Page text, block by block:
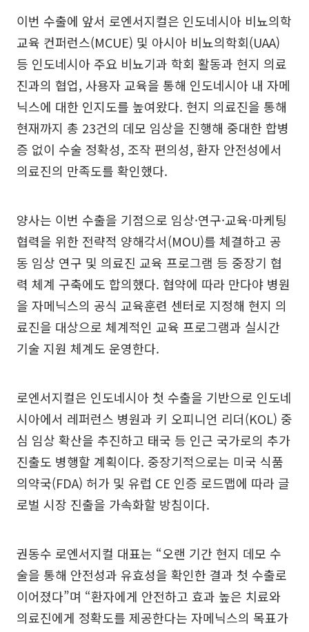
이번 수출에 앞서 로엔서지컬은 인도네시아 비뇨의학
교육 컨퍼런스(MCUE) 및 아시아 비뇨의학회(UAA)
등 인도네시아 주요 비뇨기과 학회 활동과 현지 의료
진과의 협업, 사용자 교육을 통해 인도네시아 내 자메
닉스에 대한 인지도를 높여왔다. 현지 의료진을 통해
현재까지 총 23건의 데모 임상을 진행해 중대한 합병
증 없이 수술 정확성, 조작 편의성, 환자 안전성에서
의료진의 만족도를 확인했다.
양사는 이번 수출을 기점으로 임상·연구·교육·마케팅
협력을 위한 전략적 양해각서(MOU)를 체결하고 공
동 임상 연구 및 의료진 교육 프로그램 등 중장기 협
력 체계 구축에도 합의했다. 협약에 따라 만다야 병원
을 자메닉스의 공식 교육훈련 센터로 지정해 현지 의
료진을 대상으로 체계적인 교육 프로그램과 실시간
기술 지원 체계도 운영한다.
로엔서지컬은 인도네시아 첫 수출을 기반으로 인도네
시아에서 레퍼런스 병원과 키 오피니언 리더(KOL) 중
심 임상 확산을 추진하고 태국 등 인근 국가로의 추가
진출도 병행할 계획이다. 중장기적으로는 미국 식품
의약국(FDA) 허가 및 유럽 CE 인증 로드맵에 따라 글
로벌 시장 진출을 가속화할 방침이다.
권동수 로엔서지컬 대표는 “오랜 기간 현지 데모 수
술을 통해 안전성과 유효성을 확인한 결과 첫 수출로
이어졌다”며 “환자에게 안전하고 효과 높은 치료와
의료진에게 정확도를 제공한다는 자메닉스의 목표가